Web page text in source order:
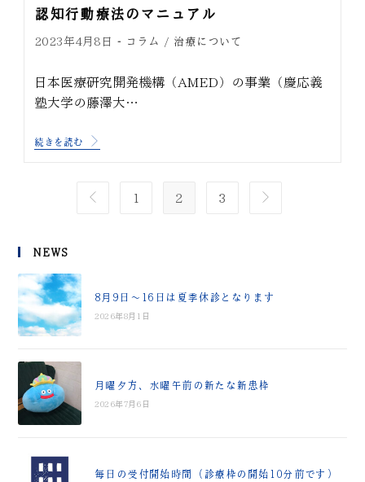
認知行動療法のマニュアル
2023年4月8日 コラム / 治療について
日本医療研究開発機構（AMED）の事業（慶応義
塾大学の藤澤大…
続きを読む
1 2 3
NEWS
8月9日～16日は夏季休診となります
2026年8月1日
月曜夕方、水曜午前の新たな新患枠
2026年7月6日
毎日の受付開始時間（診療枠の開始10分前です）